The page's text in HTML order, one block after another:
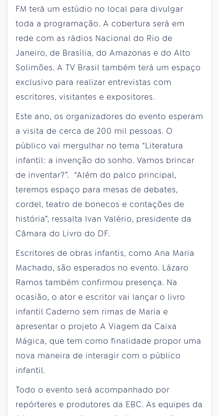
FM terá um estúdio no local para divulgar
toda a programação. A cobertura será em
rede com as rádios Nacional do Rio de
Janeiro, de Brasília, do Amazonas e do Alto
Solimões. A TV Brasil também terá um espaço
exclusivo para realizar entrevistas com
escritores, visitantes e expositores.
Este ano, os organizadores do evento esperam
a visita de cerca de 200 mil pessoas. O
público vai mergulhar no tema “Literatura
infantil: a invenção do sonho. Vamos brincar
de inventar?”. “Além do palco principal,
teremos espaço para mesas de debates,
cordel, teatro de bonecos e contações de
história”, ressalta Ivan Valério, presidente da
Câmara do Livro do DF.
Escritores de obras infantis, como Ana Maria
Machado, são esperados no evento. Lázaro
Ramos também confirmou presença. Na
ocasião, o ator e escritor vai lançar o livro
infantil Caderno sem rimas de Maria e
apresentar o projeto A Viagem da Caixa
Mágica, que tem como finalidade propor uma
nova maneira de interagir com o público
infantil.
Todo o evento será acompanhado por
repórteres e produtores da EBC. As equipes da